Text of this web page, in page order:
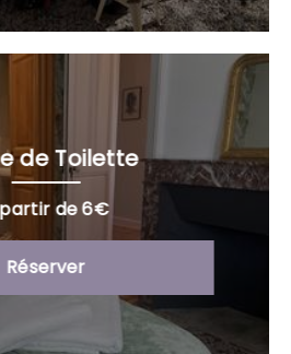
de Toilette
de 6€
Réserver